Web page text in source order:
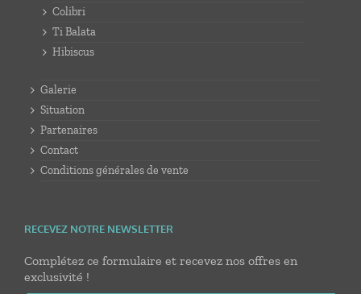
Colibri
Ti Balata
Hibiscus
Galerie
Situation
Partenaires
Contact
Conditions générales de vente
RECEVEZ NOTRE NEWSLETTER
Complétez ce formulaire et recevez nos offres en
exclusivité !